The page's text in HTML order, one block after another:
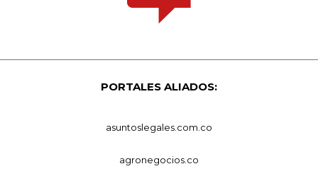
PORTALES ALIADOS:
asuntoslegales.com.co
agronegocios.co